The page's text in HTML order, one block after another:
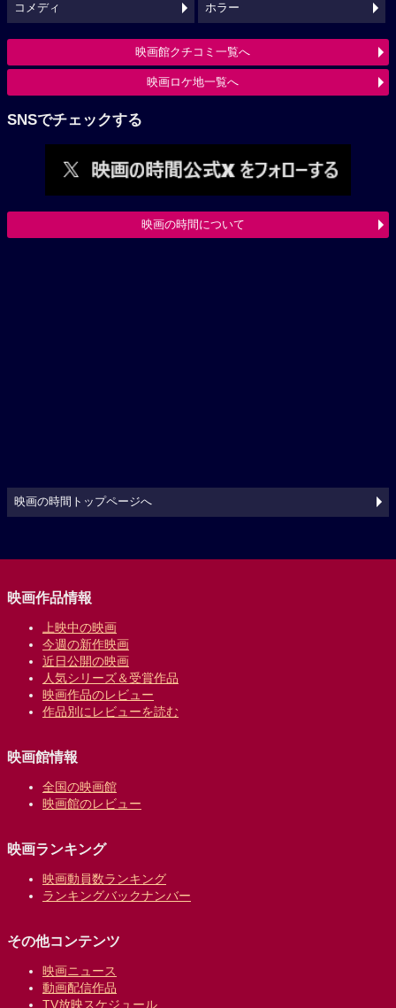
コメディ ホラー
映画館クチコミ一覧へ
映画ロケ地一覧へ
SNSでチェックする
映画の時間について
映画の時間トップページへ
映画作品情報
上映中の映画
今週の新作映画
近日公開の映画
人気シリーズ＆受賞作品
映画作品のレビュー
作品別にレビューを読む
映画館情報
全国の映画館
映画館のレビュー
映画ランキング
映画動員数ランキング
ランキングバックナンバー
その他コンテンツ
映画ニュース
動画配信作品
TV放映スケジュール